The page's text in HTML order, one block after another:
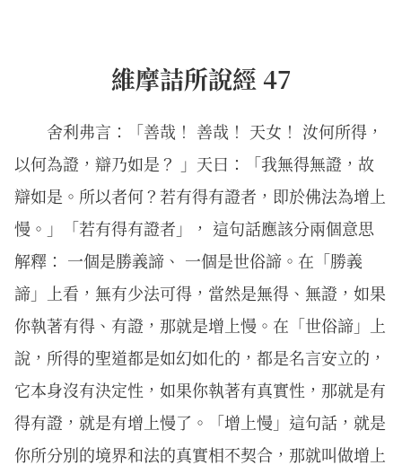
維摩詰所說經 47
舍利弗言：「善哉！ 善哉！ 天女！ 汝何所得，
以何為證，辯乃如是？ 」天曰：「我無得無證，故
辯如是。所以者何？若有得有證者，即於佛法為增上
慢。」「若有得有證者」， 這句話應該分兩個意思
解釋： 一個是勝義諦、 一個是世俗諦。在「勝義
諦」上看，無有少法可得，當然是無得、無證，如果
你執著有得、有證，那就是增上慢。在「世俗諦」上
說，所得的聖道都是如幻如化的，都是名言安立的，
它本身沒有決定性，如果你執著有真實性，那就是有
得有證，就是有增上慢了。「增上慢」這句話，就是
你所分別的境界和法的真實相不契合，那就叫做增上